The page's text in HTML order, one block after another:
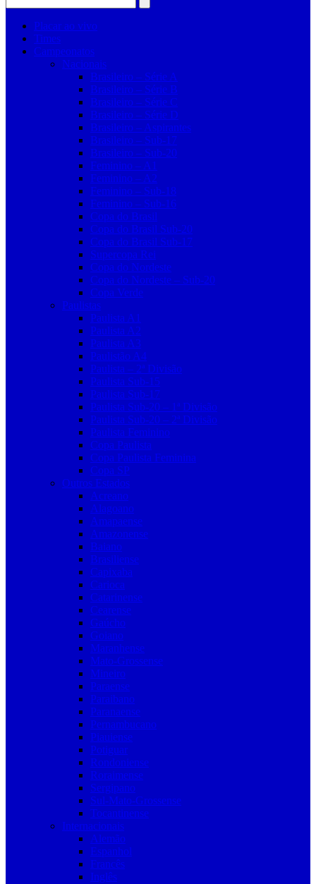
Placar ao vivo
Times
Campeonatos
Nacionais
Brasileiro – Série A
Brasileiro – Série B
Brasileiro – Série C
Brasileiro – Série D
Brasileiro – Aspirantes
Brasileiro – Sub-17
Brasileiro – Sub-20
Feminino – A1
Feminino – A2
Feminino – Sub-18
Feminino – Sub-16
Copa do Brasil
Copa do Brasil Sub-20
Copa do Brasil Sub-17
Supercopa Rei
Copa do Nordeste
Copa do Nordeste – Sub-20
Copa Verde
Paulistas
Paulista A1
Paulista A2
Paulista A3
Paulistão A4
Paulista – 2ª Divisão
Paulista Sub-15
Paulista Sub-17
Paulista Sub-20 – 1ª Divisão
Paulista Sub-20 – 2ª Divisão
Paulista Feminino
Copa Paulista
Copa Paulista Feminina
Copa SP
Outros Estados
Acreano
Alagoano
Amapaense
Amazonense
Baiano
Brasiliense
Capixaba
Carioca
Catarinense
Cearense
Gaúcho
Goiano
Maranhense
Mato-Grossense
Mineiro
Paraense
Paraibano
Paranaense
Pernambucano
Piauiense
Potiguar
Rondoniense
Roraimense
Sergipano
Sul-Mato-Grossense
Tocantinense
Internacionais
Alemão
Espanhol
Francês
Inglês